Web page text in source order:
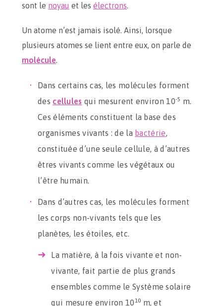
sont le noyau et les électrons.
Un atome n’est jamais isolé. Ainsi, lorsque
plusieurs atomes se lient entre eux, on parle de
molécule.
Dans certains cas, les molécules forment
des cellules qui mesurent environ 10-5 m.
Ces éléments constituent la base des
organismes vivants : de la bactérie,
constituée d’une seule cellule, à d’autres
êtres vivants comme les végétaux ou
l’être humain.
Dans d’autres cas, les molécules forment
les corps non-vivants tels que les
planètes, les étoiles, etc.
La matière, à la fois vivante et non-
vivante, fait partie de plus grands
ensembles comme le Système solaire
qui mesure environ 1010 m, et